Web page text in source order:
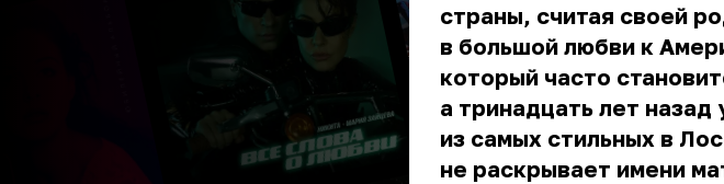
страны, считая своей
в большой любви к
который часто
а тринадцать лет назад
из самых стильных в
не раскрывает имени